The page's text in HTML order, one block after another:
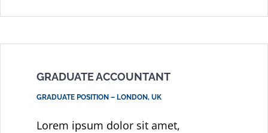
GRADUATE ACCOUNTANT
GRADUATE POSITION – LONDON, UK
Lorem ipsum dolor sit amet,